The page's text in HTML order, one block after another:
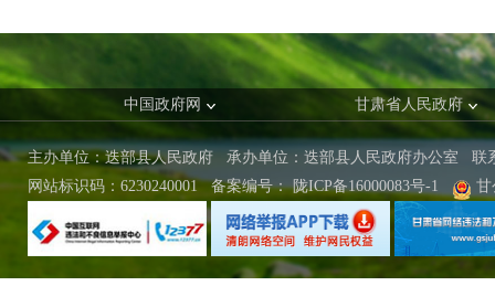
中国政府网 甘肃省人民政府
主办单位：迭部县人民政府 承办单位：迭部县人民政府办公室 联
网站标识码：6230240001
备案编号： 陇ICP备16000083号-1 甘